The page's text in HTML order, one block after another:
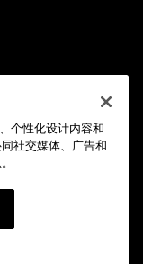
个性化设计内容和
社交媒体、广告和